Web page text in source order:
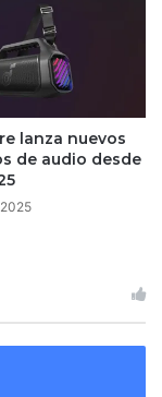
lanza nuevos
de audio desde